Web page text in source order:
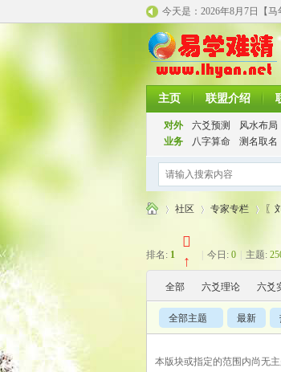
今天是： 2026年8月7日【马
主页 联盟介绍
对外 六爻预测 风水布局
业务
八字算命 测名取名
社区 专家专栏 〖
排名: 1 ↑ 今日: 0 主题:
全部 六爻理论 六爻
全部主题 最新
本版块或指定的范围内尚无